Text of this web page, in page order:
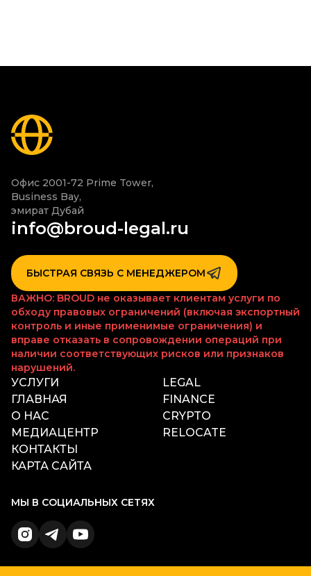
ЧИТАТЬ ДАЛЬШЕ
Офис 2001-72 Prime Tower,
Business Bay,
эмират Дубай
info@broud-legal.ru
БЫСТРАЯ СВЯЗЬ С МЕНЕДЖЕРОМ
ВАЖНО: BROUD не оказывает клиентам услуги по
обходу правовых ограничений (включая экспортный
контроль и иные применимые ограничения) и
вправе отказать в сопровождении операций при
наличии соответствующих рисков или признаков
нарушений.
УСЛУГИ
ГЛАВНАЯ
О НАС
МЕДИАЦЕНТР
КОНТАКТЫ
КАРТА САЙТА
LEGAL
FINANCE
CRYPTO
RELOCATE
МЫ В СОЦИАЛЬНЫХ СЕТЯХ